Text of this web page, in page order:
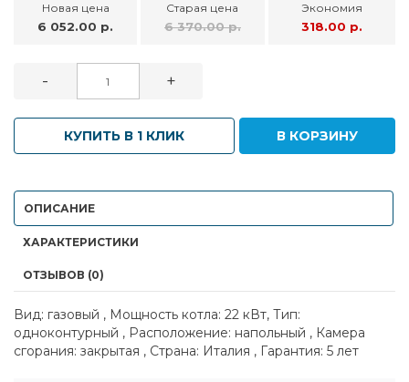
Новая цена
6 052.00 р.
Старая цена
6 370.00 р.
Экономия
318.00 р.
- +
КУПИТЬ В 1 КЛИК В КОРЗИНУ
ОПИСАНИЕ
ХАРАКТЕРИСТИКИ
ОТЗЫВОВ (0)
Вид: газовый , Мощность котла: 22 кВт, Тип:
одноконтурный , Расположение: напольный , Камера
сгорания: закрытая , Страна: Италия , Гарантия: 5 лет